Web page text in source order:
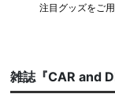
注目グッズをご
雑誌『CAR and